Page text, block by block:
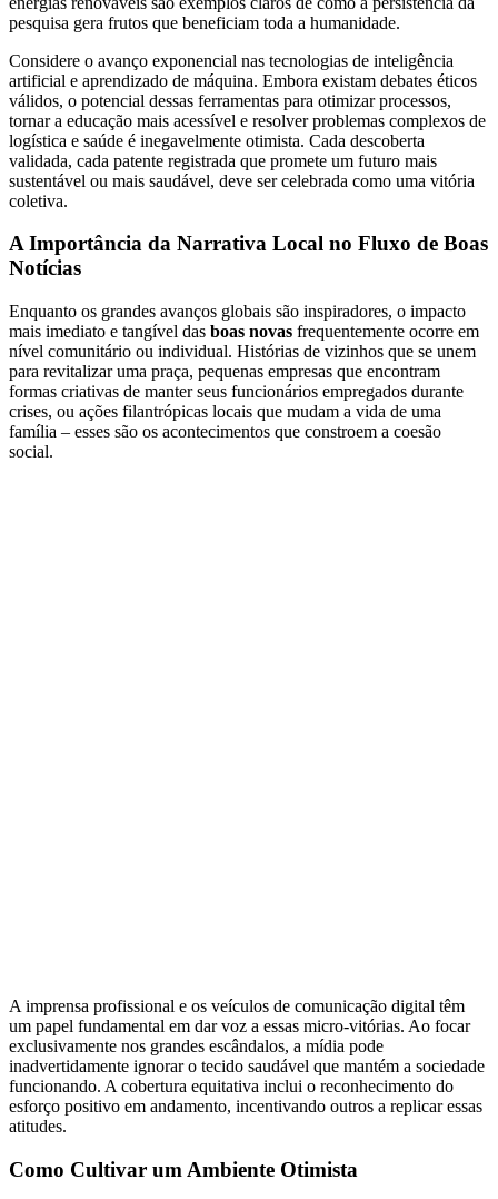
pesquisa gera frutos que beneficiam toda a humanidade.
Considere o avanço exponencial nas tecnologias de inteligência
artificial e aprendizado de máquina. Embora existam debates éticos
válidos, o potencial dessas ferramentas para otimizar processos,
tornar a educação mais acessível e resolver problemas complexos de
logística e saúde é inegavelmente otimista. Cada descoberta
validada, cada patente registrada que promete um futuro mais
sustentável ou mais saudável, deve ser celebrada como uma vitória
coletiva.
A Importância da Narrativa Local no Fluxo de Boas
Notícias
Enquanto os grandes avanços globais são inspiradores, o impacto
mais imediato e tangível das boas novas frequentemente ocorre em
nível comunitário ou individual. Histórias de vizinhos que se unem
para revitalizar uma praça, pequenas empresas que encontram
formas criativas de manter seus funcionários empregados durante
crises, ou ações filantrópicas locais que mudam a vida de uma
família – esses são os acontecimentos que constroem a coesão
social.
A imprensa profissional e os veículos de comunicação digital têm
um papel fundamental em dar voz a essas micro-vitórias. Ao focar
exclusivamente nos grandes escândalos, a mídia pode
inadvertidamente ignorar o tecido saudável que mantém a sociedade
funcionando. A cobertura equitativa inclui o reconhecimento do
esforço positivo em andamento, incentivando outros a replicar essas
atitudes.
Como Cultivar um Ambiente Otimista